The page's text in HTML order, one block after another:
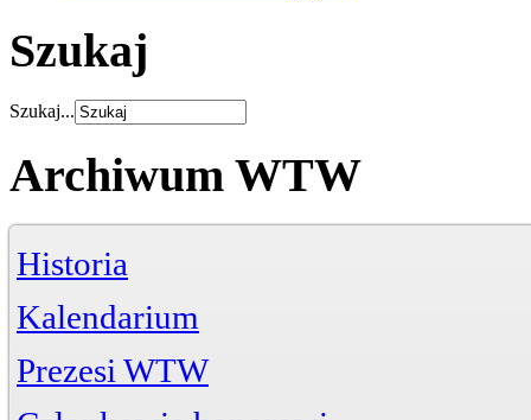
Szukaj
Szukaj...
Archiwum WTW
Historia
Kalendarium
Prezesi WTW